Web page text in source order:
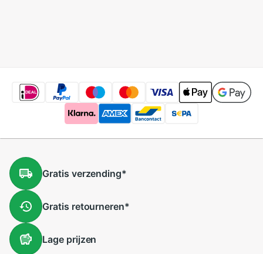
Gratis verzending*
Gratis retourneren*
Lageprijzen